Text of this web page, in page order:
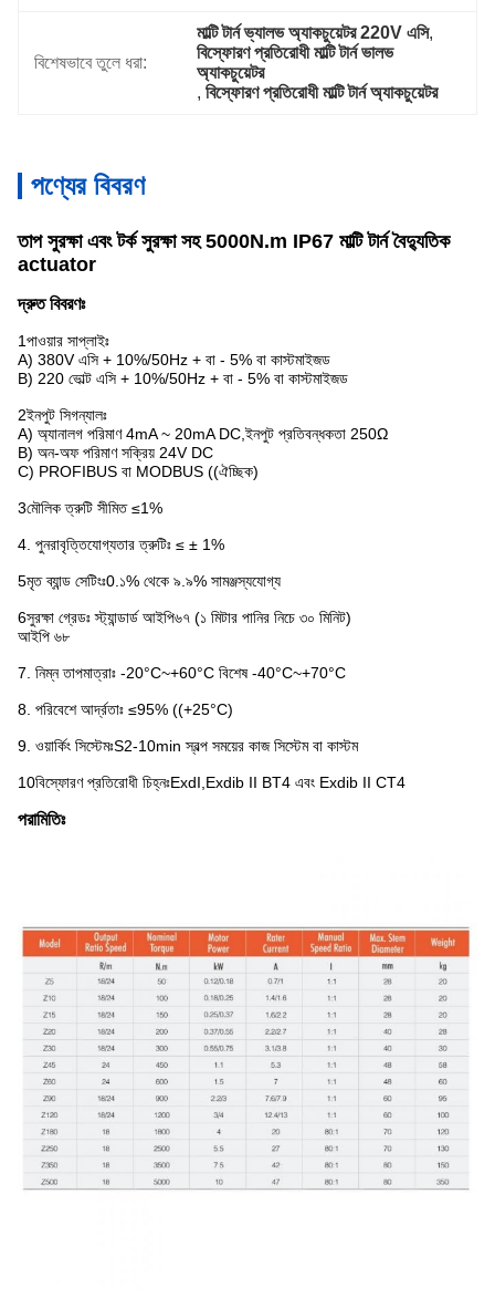
বিশেষভাবে তুলে ধরা:
মাল্টি টার্ন ভ্যালভ অ্যাকচুয়েটর 220V এসি,
বিস্ফোরণ প্রতিরোধী মাল্টি টার্ন ভালভ
অ্যাকচুয়েটর
, বিস্ফোরণ প্রতিরোধী মাল্টি টার্ন অ্যাকচুয়েটর
পণ্যের বিবরণ
তাপ সুরক্ষা এবং টর্ক সুরক্ষা সহ 5000N.m IP67 মাল্টি টার্ন বৈদ্যুতিক
actuator
দ্রুত বিবরণঃ
1পাওয়ার সাপ্লাইঃ
A) 380V এসি + 10%/50Hz + বা - 5% বা কাস্টমাইজড
B) 220 ভোল্ট এসি + 10%/50Hz + বা - 5% বা কাস্টমাইজড
2ইনপুট সিগন্যালঃ
A) অ্যানালগ পরিমাণ 4mA ~ 20mA DC,ইনপুট প্রতিবন্ধকতা 250Ω
B) অন-অফ পরিমাণ সক্রিয় 24V DC
C) PROFIBUS বা MODBUS ((ঐচ্ছিক)
3মৌলিক ত্রুটি সীমিত ≤1%
4. পুনরাবৃত্তিযোগ্যতার ত্রুটিঃ ≤ ± 1%
5মৃত ব্যান্ড সেটিংঃ0.১% থেকে ৯.৯% সামঞ্জস্যযোগ্য
6সুরক্ষা গ্রেডঃ স্ট্যান্ডার্ড আইপি৬৭ (১ মিটার পানির নিচে ৩০ মিনিট)
আইপি ৬৮
7. নিম্ন তাপমাত্রাঃ -20°C~+60°C বিশেষ -40°C~+70°C
8. পরিবেশে আর্দ্রতাঃ ≤95% ((+25°C)
9. ওয়ার্কিং সিস্টেমঃS2-10min স্বল্প সময়ের কাজ সিস্টেম বা কাস্টম
10বিস্ফোরণ প্রতিরোধী চিহ্নঃExdI,Exdib II BT4 এবং Exdib II CT4
পরামিতিঃ